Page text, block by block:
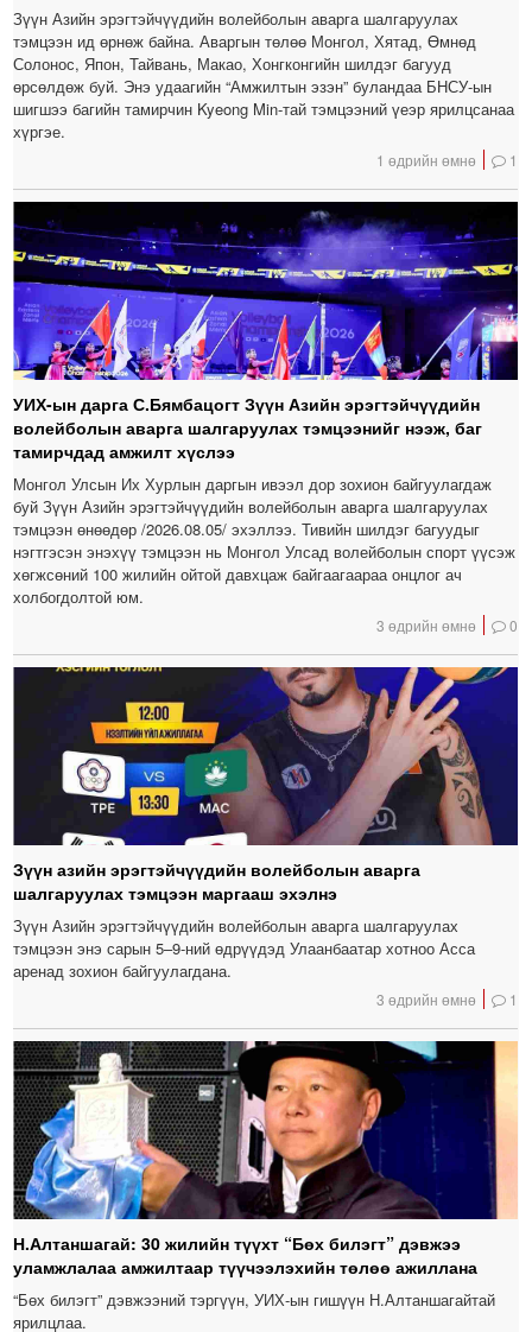
Зүүн Азийн эрэгтэйчүүдийн волейболын аварга шалгаруулах
тэмцээн ид өрнөж байна. Аваргын төлөө Монгол, Хятад, Өмнөд
Солонос, Япон, Тайвань, Макао, Хонгконгийн шилдэг багууд
өрсөлдөж буй. Энэ удаагийн “Амжилтын эзэн” буландаа БНСУ-ын
шигшээ багийн тамирчин Kyeong Min-тай тэмцээний үеэр ярилцсанаа
хүргэе.
1 өдрийн өмнө 1
УИХ-ын дарга С.Бямбацогт Зүүн Азийн эрэгтэйчүүдийн
волейболын аварга шалгаруулах тэмцээнийг нээж, баг
тамирчдад амжилт хүслээ
Монгол Улсын Их Хурлын даргын ивээл дор зохион байгуулагдаж
буй Зүүн Азийн эрэгтэйчүүдийн волейболын аварга шалгаруулах
тэмцээн өнөөдөр /2026.08.05/ эхэллээ. Тивийн шилдэг багуудыг
нэгтгэсэн энэхүү тэмцээн нь Монгол Улсад волейболын спорт үүсэж
хөгжсөний 100 жилийн ойтой давхцаж байгаагаараа онцлог ач
холбогдолтой юм.
3 өдрийн өмнө 0
Зүүн азийн эрэгтэйчүүдийн волейболын аварга
шалгаруулах тэмцээн маргааш эхэлнэ
Зүүн Азийн эрэгтэйчүүдийн волейболын аварга шалгаруулах
тэмцээн энэ сарын 5–9-ний өдрүүдэд Улаанбаатар хотноо Асса
аренад зохион байгуулагдана.
3 өдрийн өмнө 1
Н.Алтаншагай: 30 жилийн түүхт “Бөх билэгт” дэвжээ
уламжлалаа амжилтаар түүчээлэхийн төлөө ажиллана
“Бөх билэгт” дэвжээний тэргүүн, УИХ-ын гишүүн Н.Алтаншагайтай
ярилцлаа.